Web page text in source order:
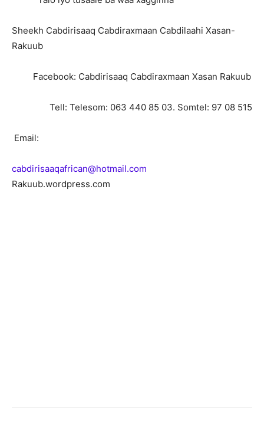
Sheekh Cabdirisaaq Cabdiraxmaan Cabdilaahi Xasan-
Rakuub
Facebook: Cabdirisaaq Cabdiraxmaan Xasan Rakuub
Tell: Telesom: 063 440 85 03. Somtel: 97 08 515
Email:
cabdirisaaqafrican@hotmail.com
Rakuub.wordpress.com